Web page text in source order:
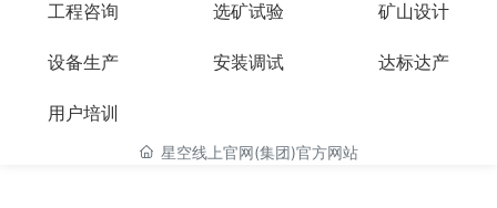
产品中心
工程咨询 选矿试验 矿山设计
设备生产 安装调试 达标达产
用户培训
星空线上官网(集团)官方网站